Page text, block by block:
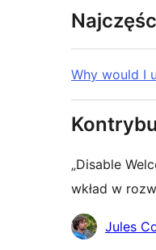
Why would I
„Disable
wkład w
Jules